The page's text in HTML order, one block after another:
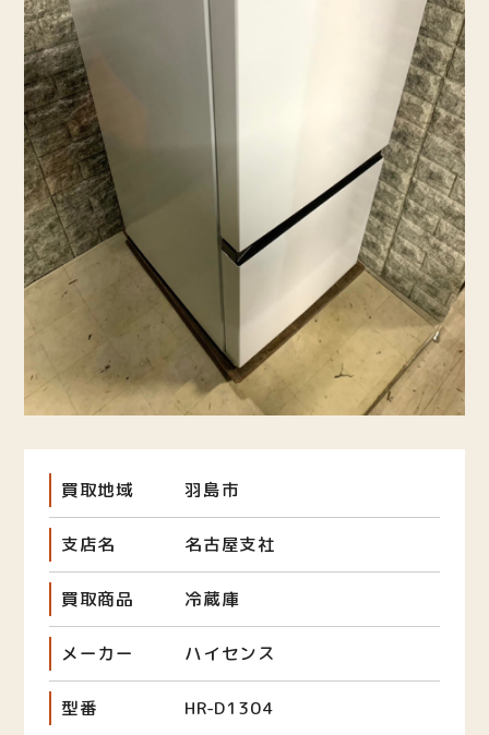
買取地域 羽島市
支店名 名古屋支社
買取商品 冷蔵庫
メーカー ハイセンス
型番 HR-D1304